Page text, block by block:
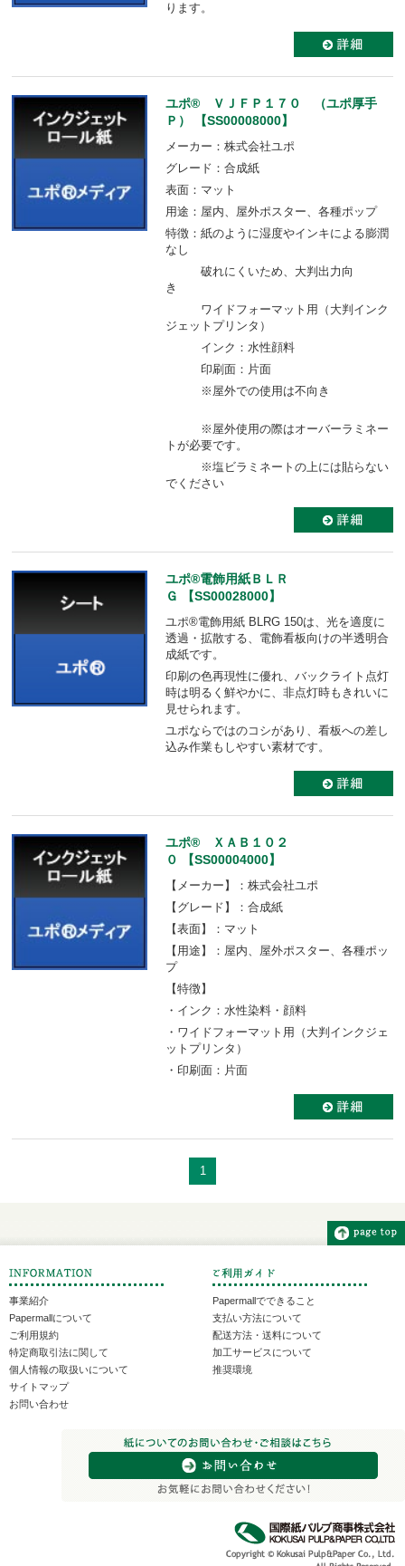
ります。
ユポ® ＶＪＦＰ１７０ （ユポ厚手
Ｐ） 【SS00008000】
メーカー：株式会社ユポ
グレード：合成紙
表面：マット
用途：屋内、屋外ポスター、各種ポップ
特徴：紙のように湿度やインキによる膨潤
なし
破れにくいため、大判出力向
き
ワイドフォーマット用（大判インク
ジェットプリンタ）
インク：水性顔料
印刷面：片面
※屋外での使用は不向き
※屋外使用の際はオーバーラミネー
トが必要です。
※塩ビラミネートの上には貼らない
でください
ユポ®電飾用紙ＢＬＲ
Ｇ 【SS00028000】
ユポ®電飾用紙 BLRG 150は、光を適度に
透過・拡散する、電飾看板向けの半透明合
成紙です。
印刷の色再現性に優れ、バックライト点灯
時は明るく鮮やかに、非点灯時もきれいに
見せられます。
ユポならではのコシがあり、看板への差し
込み作業もしやすい素材です。
ユポ® ＸＡＢ１０２
０ 【SS00004000】
【メーカー】：株式会社ユポ
【グレード】：合成紙
【表面】：マット
【用途】：屋内、屋外ポスター、各種ポッ
プ
【特徴】
・インク：水性染料・顔料
・ワイドフォーマット用（大判インクジェ
ットプリンタ）
・印刷面：片面
1
事業紹介
Papermallについて
ご利用規約
特定商取引法に関して
個人情報の取扱いについて
サイトマップ
お問い合わせ
Papermallでできること
支払い方法について
配送方法・送料について
加工サービスについて
推奨環境